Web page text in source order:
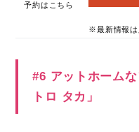
予約はこちら
※最新情報は
#6 アットホーム
トロ タカ」